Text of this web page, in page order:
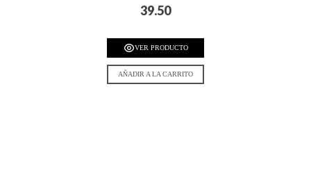
39.50
VER PRODUCTO
AÑADIR A LA CARRITO